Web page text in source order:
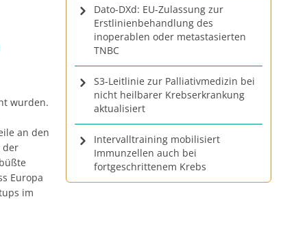
wurden.
an den
der
Europa
im
Dato-DXd: EU-Zulassung zur
Erstlinienbehandlung des
inoperablen oder metastasierten
TNBC
S3-Leitlinie zur Palliativmedizin bei
nicht heilbarer Krebserkrankung
aktualisiert
Intervalltraining mobilisiert
Immunzellen auch bei
fortgeschrittenem Krebs